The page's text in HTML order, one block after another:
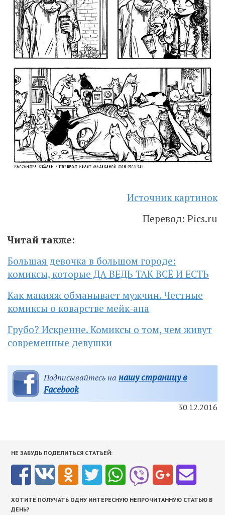
Источник картинок
Перевод: Pics.ru
Читай также:
Большая девочка в большом городе:
комиксы, которые ДА ВЕДЬ ТАК ВСЁ И ЕСТЬ
Как макияж обманывает мужчин. Честные
комиксы о коварстве мейк-апа
Грубо? Искренне. Комиксы о том, чем живут
современные девушки
Подписывайтесь на нашу страницу в
Facebook
30.12.2016
НЕ ЗАБУДЬ ПОДЕЛИТЬСЯ СТАТЬЕЙ:
ХОТИТЕ ПОЛУЧАТЬ ОДНУ ИНТЕРЕСНУЮ НЕПРОЧИТАННУЮ СТАТЬЮ В
ДЕНЬ?